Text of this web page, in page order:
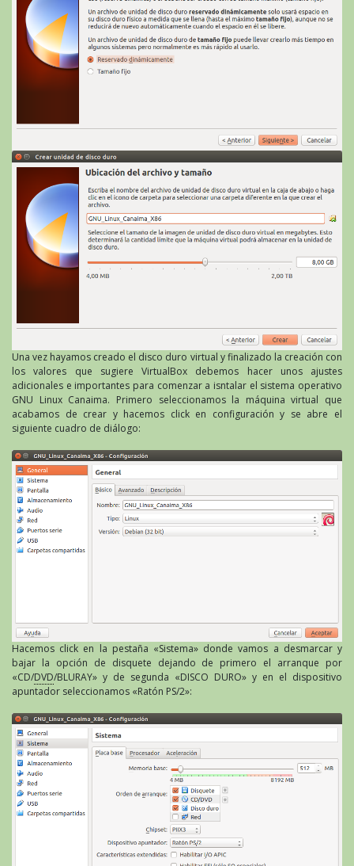
Una vez hayamos creado el disco duro virtual y finalizado la creación con
los valores que sugiere VirtualBox debemos hacer unos ajustes
adicionales e importantes para comenzar a isntalar el sistema operativo
GNU Linux Canaima. Primero seleccionamos la máquina virtual que
acabamos de crear y hacemos click en configuración y se abre el
siguiente cuadro de diálogo:
Hacemos click en la pestaña «Sistema» donde vamos a desmarcar y
bajar la opción de disquete dejando de primero el arranque por
«CD/DVD/BLURAY» y de segunda «DISCO DURO» y en el dispositivo
apuntador seleccionamos «Ratón PS/2»: